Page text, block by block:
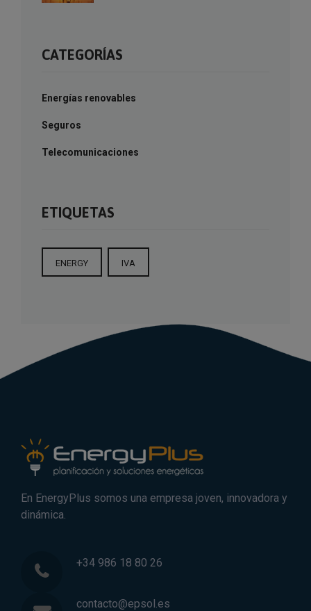
CATEGORÍAS
Energías renovables
Seguros
Telecomunicaciones
ETIQUETAS
ENERGY IVA
En EnergyPlus somos una empresa joven, innovadora y
dinámica.
+34 986 18 80 26
contacto@epsol.es